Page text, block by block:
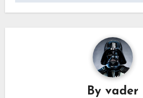
By vader